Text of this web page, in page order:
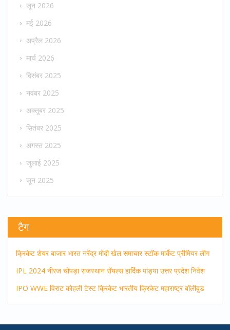
जून 2026
मई 2026
अप्रैल 2026
मार्च 2026
दिसंबर 2025
नवंबर 2025
अक्तूबर 2025
सितंबर 2025
अगस्त 2025
जुलाई 2025
जून 2025
टैग
क्रिकेट शेयर बाजार भारत नरेंद्र मोदी खेल समाचार स्टॉक मार्केट प्रीमियर लीग
IPL 2024 नीरज चोपड़ा राजस्थान रॉयल्स हार्दिक पांड्या उत्तर प्रदेश निवेश
IPO WWE विराट कोहली टेस्ट क्रिकेट भारतीय क्रिकेट महाराष्ट्र बॉलीवुड